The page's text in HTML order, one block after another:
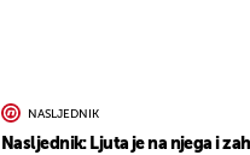
NASLJEDNIK
Nasljednik: Ljuta je na njega i